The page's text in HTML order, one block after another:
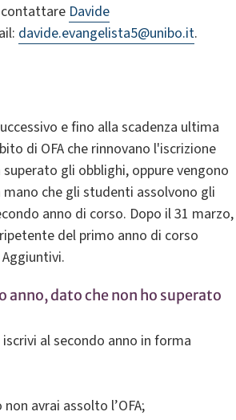
contattare Davide
davide.evangelista5@unibo.it.
e fino alla scadenza ultima
di OFA che rinnovano l'iscrizione
gli obblighi, oppure vengono
che gli studenti assolvono gli
anno di corso. Dopo il 31 marzo,
del primo anno di corso
anno, dato che non ho superato
al secondo anno in forma
avrai assolto l’OFA;